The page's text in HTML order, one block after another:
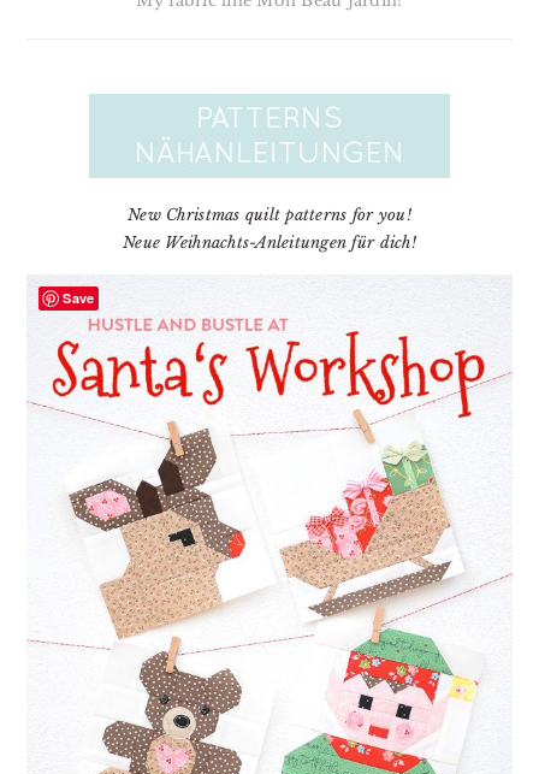
New Christmas quilt patterns for you!
Neue Weihnachts-Anleitungen für dich!
Save